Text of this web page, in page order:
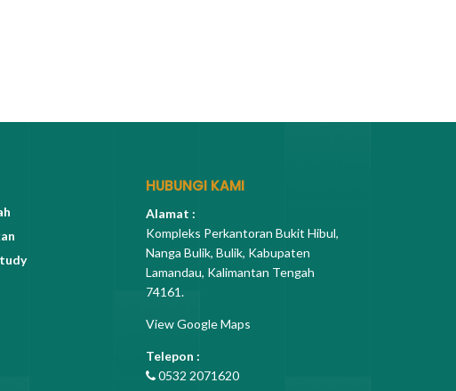
HUBUNGI KAMI
Alamat :
Kompleks Perkantoran Bukit Hibul,
Nanga Bulik, Bulik, Kabupaten
Lamandau, Kalimantan Tengah
74161.
View Google Maps
Telepon :
0532 2071620